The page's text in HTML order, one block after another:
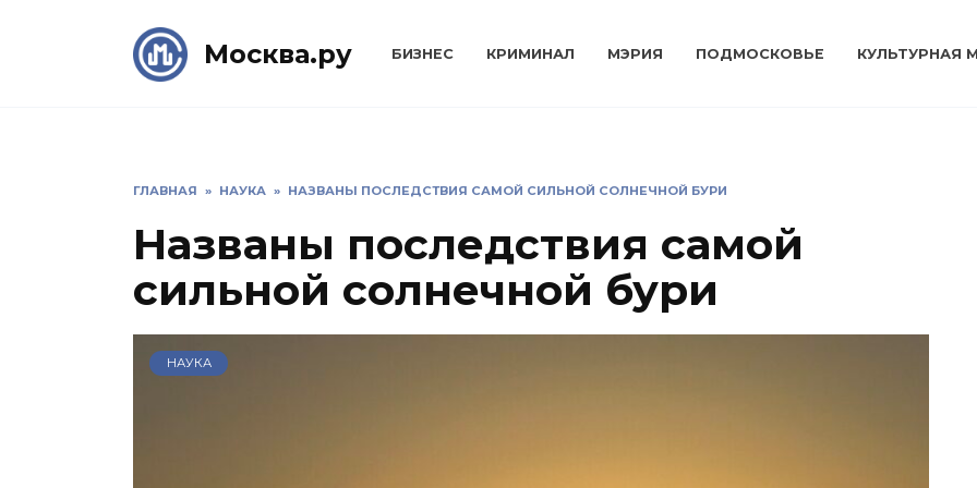
Москва.ру БИЗНЕС КРИМИНАЛ МЭРИЯ ПОДМОСКОВЬЕ КУЛЬТУРНАЯ
ГЛАВНАЯ » НАУКА » НАЗВАНЫ ПОСЛЕДСТВИЯ САМОЙ СИЛЬНОЙ СОЛНЕЧНОЙ БУРИ
Названы последствия самой
сильной солнечной бури
НАУКА